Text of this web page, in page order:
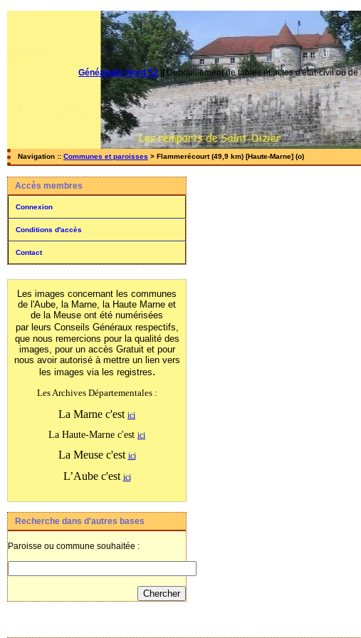
Généalogie Nord 52|| Dépouillement de tables et actes d'état-civil ou
Navigation :: Communes et paroisses > Flammerécourt (49,9 km) [Haute-Marne] (o)
Accès membres
Connexion
Conditions d'accès
Contact
Les images concernant les communes
de l'Aube, la Marne, la Haute Marne et
de la Meuse ont été numérisées
par leurs Conseils Généraux respectifs,
que nous remercions pour la qualité des
images, pour un accès Gratuit et pour
nous avoir autorisé à mettre un lien vers
les images via les registres.
Les Archives Départementales :
La Marne c'est ici
La Haute-Marne c'est ici
La Meuse c'est ici
L’Aube c'est ici
Recherche dans d'autres bases
Paroisse ou commune souhaitée :